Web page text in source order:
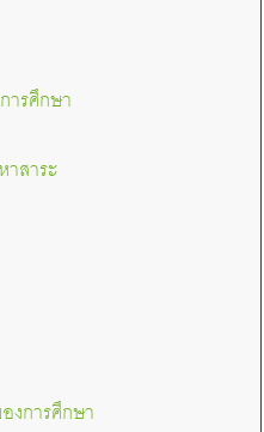
รศึกษา
สาระ
การศึกษา